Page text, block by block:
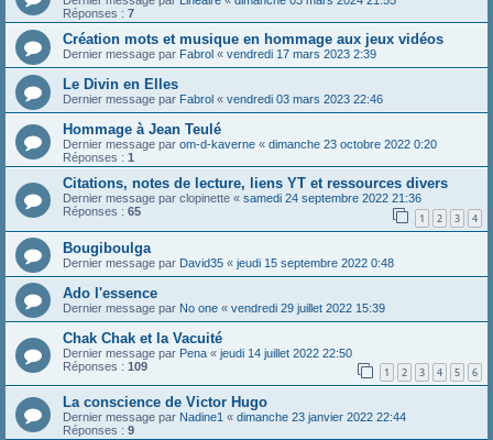
Réponses : 7
Création mots et musique en hommage aux jeux vidéos
Dernier message par Fabrol « vendredi 17 mars 2023 2:39
Le Divin en Elles
Dernier message par Fabrol « vendredi 03 mars 2023 22:46
Hommage à Jean Teulé
Dernier message par om-d-kaverne « dimanche 23 octobre 2022 0:20
Réponses : 1
Citations, notes de lecture, liens YT et ressources divers
Dernier message par clopinette « samedi 24 septembre 2022 21:36
Réponses : 65 1 2 3 4
Bougiboulga
Dernier message par David35 « jeudi 15 septembre 2022 0:48
Ado l'essence
Dernier message par No one « vendredi 29 juillet 2022 15:39
Chak Chak et la Vacuité
Dernier message par Pena « jeudi 14 juillet 2022 22:50
Réponses : 109 1 2 3 4 5 6
La conscience de Victor Hugo
Dernier message par Nadine1 « dimanche 23 janvier 2022 22:44
Réponses : 9